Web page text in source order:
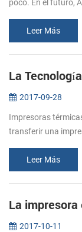
poco. En el futuro,
máqui...Leer Más
La
2017-09-28
Impresoras
transferir una
Leer Más
2017-10-11